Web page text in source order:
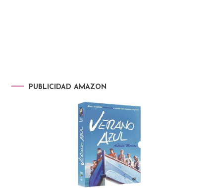
PUBLICIDAD AMAZON